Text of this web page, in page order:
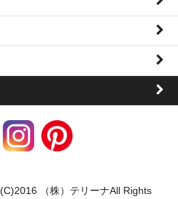
（株）テリーナAll Rights